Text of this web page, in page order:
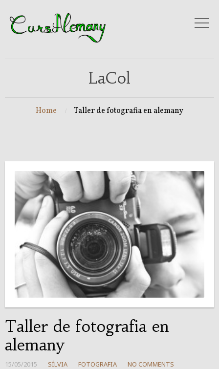
LaCol
Home Taller de fotografia en alemany
Taller de fotografia en
alemany
15/05/2015 SÍLVIA FOTOGRAFIA NO COMMENTS